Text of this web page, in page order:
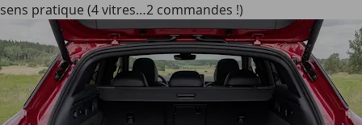
sens pratique (4 vitres…2 commandes !)